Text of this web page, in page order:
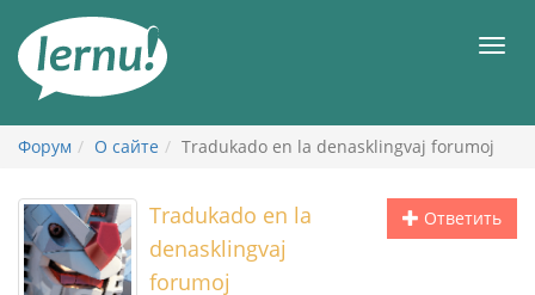
содержанию
Форум О сайте Tradukado en la denasklingvaj forumoj
Ответить
Tradukado en la
denasklingvaj
forumoj